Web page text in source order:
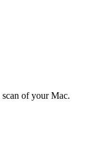
of your Mac.